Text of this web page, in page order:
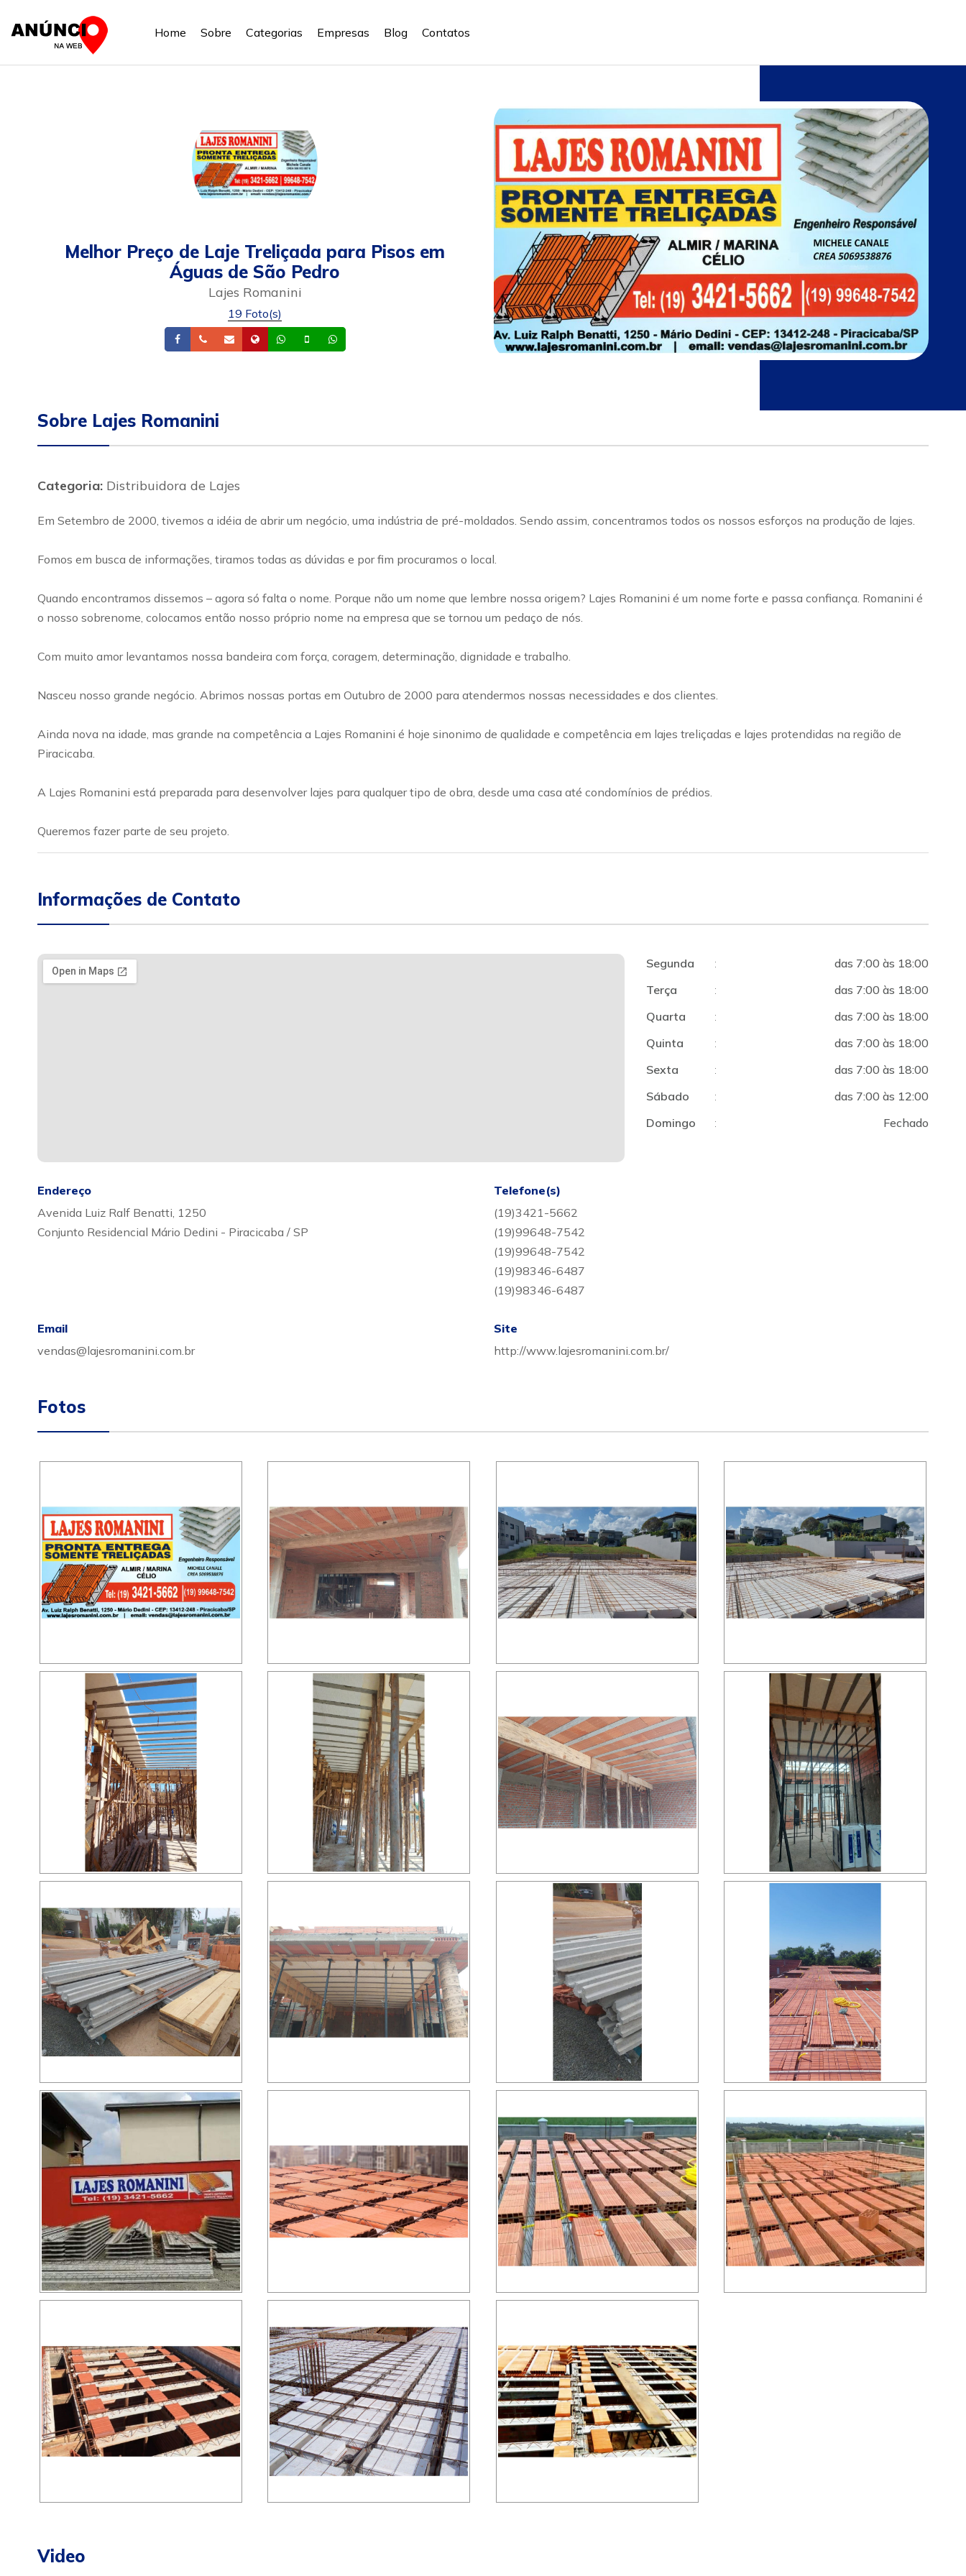
Home Sobre Categorias Empresas Blog Contatos
Melhor Preço de Laje Treliçada para Pisos em
Águas de São Pedro
Lajes Romanini
19 Foto(s)
FacebookTelefoneEmail Site Whatsapp
Celular
Sobre Lajes Romanini
Categoria: Distribuidora de Lajes
Em Setembro de 2000, tivemos a idéia de abrir um negócio, uma indústria de pré-moldados. Sendo assim, concentramos todos os nossos esforços na produção de lajes.
Fomos em busca de informações, tiramos todas as dúvidas e por fim procuramos o local.
Quando encontramos dissemos – agora só falta o nome. Porque não um nome que lembre nossa origem? Lajes Romanini é um nome forte e passa confiança. Romanini é
o nosso sobrenome, colocamos então nosso próprio nome na empresa que se tornou um pedaço de nós.
Com muito amor levantamos nossa bandeira com força, coragem, determinação, dignidade e trabalho.
Nasceu nosso grande negócio. Abrimos nossas portas em Outubro de 2000 para atendermos nossas necessidades e dos clientes.
Ainda nova na idade, mas grande na competência a Lajes Romanini é hoje sinonimo de qualidade e competência em lajes treliçadas e lajes protendidas na região de
Piracicaba.
A Lajes Romanini está preparada para desenvolver lajes para qualquer tipo de obra, desde uma casa até condomínios de prédios.
Queremos fazer parte de seu projeto.
Informações de Contato
Segunda :
das 7:00 às 18:00
Terça
:
das 7:00 às 18:00
Quarta
:
das 7:00 às 18:00
Quinta
:
das 7:00 às 18:00
Sexta
:
das 7:00 às 18:00
Sábado
:
das 7:00 às 12:00
Domingo
: Fechado
Endereço
Avenida Luiz Ralf Benatti, 1250
Conjunto Residencial Mário Dedini - Piracicaba / SP
Telefone(s)
(19)3421-5662
(19)99648-7542
(19)99648-7542
(19)98346-6487
(19)98346-6487
Email
vendas@lajesromanini.com.br
Site
http://www.lajesromanini.com.br/
Fotos
Video